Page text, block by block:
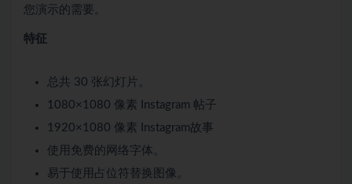
您演示的需要。
特征
总共 30 张幻灯片。
1080×1080 像素 Instagram 帖子
1920×1080 像素 Instagram故事
使用免费的网络字体。
易于使用占位符替换图像。